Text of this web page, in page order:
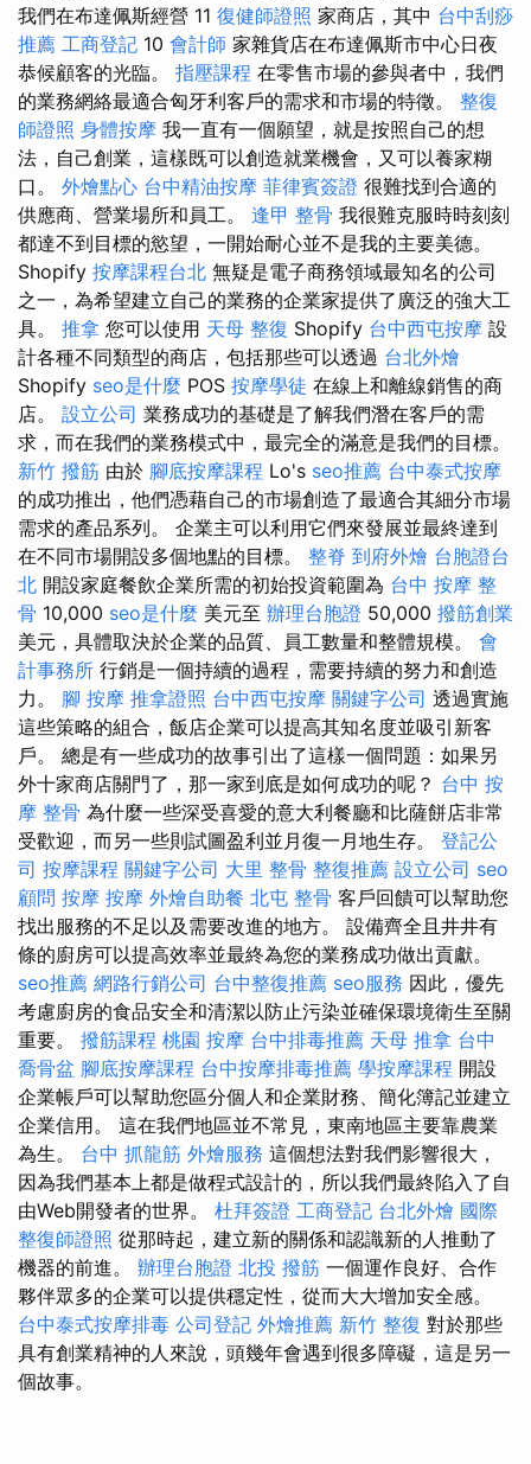
我們在布達佩斯經營 11 復健師證照 家商店，其中 台中刮痧
推薦 工商登記 10 會計師 家雜貨店在布達佩斯市中心日夜
恭候顧客的光臨。 指壓課程 在零售市場的參與者中，我們
的業務網絡最適合匈牙利客戶的需求和市場的特徵。 整復
師證照 身體按摩 我一直有一個願望，就是按照自己的想
法，自己創業，這樣既可以創造就業機會，又可以養家糊
口。 外燴點心 台中精油按摩 菲律賓簽證 很難找到合適的
供應商、營業場所和員工。 逢甲 整骨 我很難克服時時刻刻
都達不到目標的慾望，一開始耐心並不是我的主要美德。
Shopify 按摩課程台北 無疑是電子商務領域最知名的公司
之一，為希望建立自己的業務的企業家提供了廣泛的強大工
具。 推拿 您可以使用 天母 整復 Shopify 台中西屯按摩 設
計各種不同類型的商店，包括那些可以透過 台北外燴
Shopify seo是什麼 POS 按摩學徒 在線上和離線銷售的商
店。 設立公司 業務成功的基礎是了解我們潛在客戶的需
求，而在我們的業務模式中，最完全的滿意是我們的目標。
新竹 撥筋 由於 腳底按摩課程 Lo's seo推薦 台中泰式按摩
的成功推出，他們憑藉自己的市場創造了最適合其細分市場
需求的產品系列。 企業主可以利用它們來發展並最終達到
在不同市場開設多個地點的目標。 整脊 到府外燴 台胞證台
北 開設家庭餐飲企業所需的初始投資範圍為 台中 按摩 整
骨 10,000 seo是什麼 美元至 辦理台胞證 50,000 撥筋創業
美元，具體取決於企業的品質、員工數量和整體規模。 會
計事務所 行銷是一個持續的過程，需要持續的努力和創造
力。 腳 按摩 推拿證照 台中西屯按摩 關鍵字公司 透過實施
這些策略的組合，飯店企業可以提高其知名度並吸引新客
戶。 總是有一些成功的故事引出了這樣一個問題：如果另
外十家商店關門了，那一家到底是如何成功的呢？ 台中 按
摩 整骨 為什麼一些深受喜愛的意大利餐廳和比薩餅店非常
受歡迎，而另一些則試圖盈利並月復一月地生存。 登記公
司 按摩課程 關鍵字公司 大里 整骨 整復推薦 設立公司 seo
顧問 按摩 按摩 外燴自助餐 北屯 整骨 客戶回饋可以幫助您
找出服務的不足以及需要改進的地方。 設備齊全且井井有
條的廚房可以提高效率並最終為您的業務成功做出貢獻。
seo推薦 網路行銷公司 台中整復推薦 seo服務 因此，優先
考慮廚房的食品安全和清潔以防止污染並確保環境衛生至關
重要。 撥筋課程 桃園 按摩 台中排毒推薦 天母 推拿 台中
喬骨盆 腳底按摩課程 台中按摩排毒推薦 學按摩課程 開設
企業帳戶可以幫助您區分個人和企業財務、簡化簿記並建立
企業信用。 這在我們地區並不常見，東南地區主要靠農業
為生。 台中 抓龍筋 外燴服務 這個想法對我們影響很大，
因為我們基本上都是做程式設計的，所以我們最終陷入了自
由Web開發者的世界。 杜拜簽證 工商登記 台北外燴 國際
整復師證照 從那時起，建立新的關係和認識新的人推動了
機器的前進。 辦理台胞證 北投 撥筋 一個運作良好、合作
夥伴眾多的企業可以提供穩定性，從而大大增加安全感。
台中泰式按摩排毒 公司登記 外燴推薦 新竹 整復 對於那些
具有創業精神的人來說，頭幾年會遇到很多障礙，這是另一
個故事。